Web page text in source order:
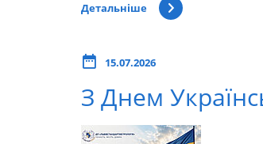
Детальніше
15.07.2026
З Днем